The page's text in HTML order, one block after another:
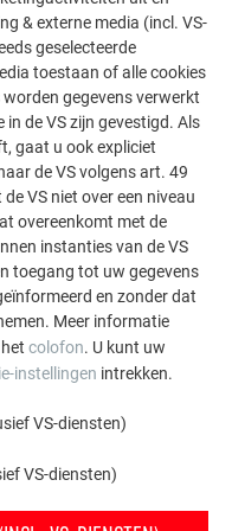
hoe veelzijdig
Ontdek meer
duurzame PREFA
energie en
& externe media (incl. VS-
geselecteerde
toestaan of alle cookies
gegevens verwerkt
de VS zijn gevestigd. Als
gaat u ook expliciet
de VS volgens art. 49
VS niet over een niveau
overeenkomt met de
instanties van de VS
toegang tot uw gegevens
en zonder dat
Meer informatie
colofon. U kunt uw
instellingen intrekken.
VS-diensten)
VS-diensten)